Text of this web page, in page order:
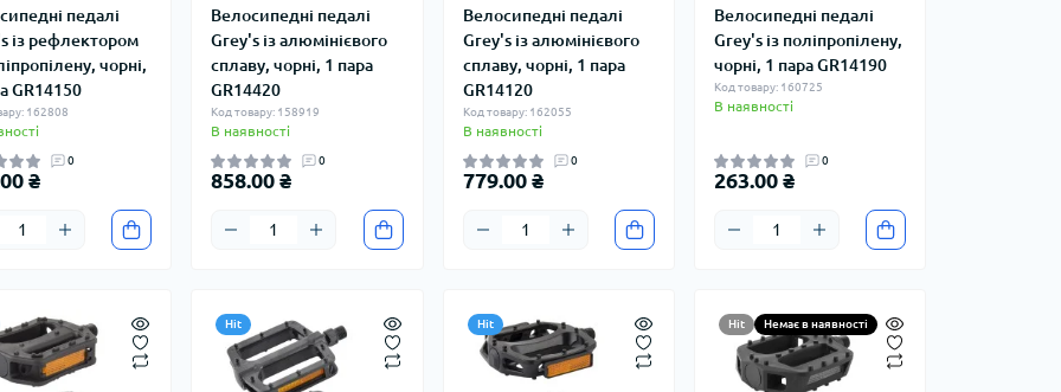
педалі
із рефлектором
чорні,
GR14150
162808
0
₴
Велосипедні педалі
Grey's із алюмінієвого
сплаву, чорні, 1 пара
GR14420
Код товару: 158919
В наявності
0
858.00 ₴
Велосипедні педалі
Grey's із алюмінієвого
сплаву, чорні, 1 пара
GR14120
Код товару: 162055
В наявності
0
779.00 ₴
Велосипедні педалі
Grey's із поліпропілену,
чорні, 1 пара GR14190
Код товару: 160725
В наявності
0
263.00 ₴
Hit Hit Hit Немає в наявності